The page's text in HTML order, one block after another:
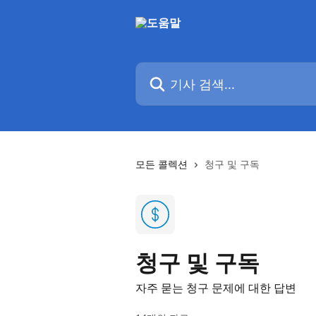
기사 검색...
모든 콜렉션 청구 및 구독
청구 및 구독
자주 묻는 청구 문제에 대한 답변